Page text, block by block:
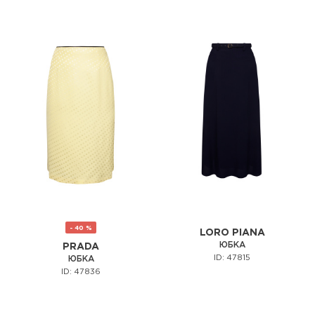
- 40 %
PRADA
ЮБКА
ID: 47836
LORO PIANA
ЮБКА
ID: 47815